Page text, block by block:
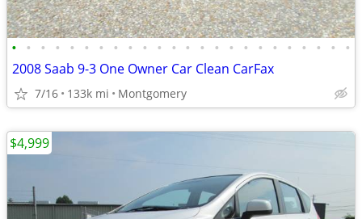
• • • • • • • • • • • • • • • • • • • • • • • •
2008 Saab 9-3 One Owner Car Clean CarFax
7/16 133k mi Montgomery
$4,999